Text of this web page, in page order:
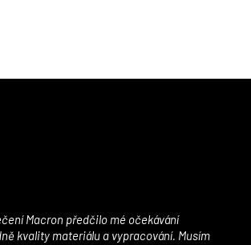
kvality materiálu a vypracování. Musím